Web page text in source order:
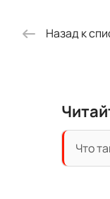
Назад к
Что